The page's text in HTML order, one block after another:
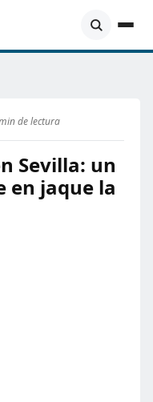
de lectura
Sevilla: un
en jaque la